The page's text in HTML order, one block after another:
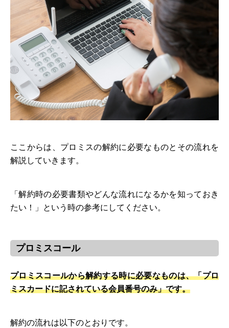
ここからは、プロミスの解約に必要なものとその流れを
解説していきます。
「解約時の必要書類やどんな流れになるかを知っておき
たい！」という時の参考にしてください。
プロミスコール
プロミスコールから解約する時に必要なものは、「プロ
ミスカードに記されている会員番号のみ」です。
解約の流れは以下のとおりです。